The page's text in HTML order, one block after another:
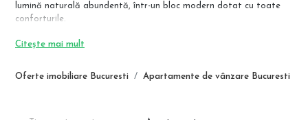
Oferte imobiliare Bucuresti Apartamente de vânzare Bucuresti
lumină naturală abundentă, într-un bloc modern dotat cu toate
conforturile.
Detalii esențiale:
dormitoare (17,14 m² și 14,93 m²), bucătărie separată (9,98 m²), 2
Citește mai mult